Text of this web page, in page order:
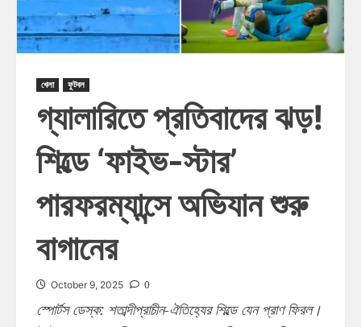
খেলা ফুটবল
গ্যালারিতে প্রতিবাদের ঝড়!
শিল্ডে ‘ফাইভ-স্টার’
পারফরম্যান্সে অভিযান শুরু
বাগানের
October 9, 2025 0
স্পোর্টস ডেস্ক: শতাব্দীপ্রাচীন-ঐতিহ্যের শিল্ডে যেন প্রাণ ফিরল।